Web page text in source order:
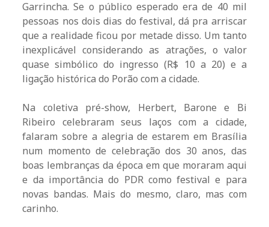
Garrincha. Se o público esperado era de 40 mil
pessoas nos dois dias do festival, dá pra arriscar
que a realidade ficou por metade disso. Um tanto
inexplicável considerando as atrações, o valor
quase simbólico do ingresso (R$ 10 a 20) e a
ligação histórica do Porão com a cidade.
Na coletiva pré-show, Herbert, Barone e Bi
Ribeiro celebraram seus laços com a cidade,
falaram sobre a alegria de estarem em Brasília
num momento de celebração dos 30 anos, das
boas lembranças da época em que moraram aqui
e da importância do PDR como festival e para
novas bandas. Mais do mesmo, claro, mas com
carinho.